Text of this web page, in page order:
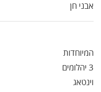
אבני חן
המיוחדות
3 יהלומים
וינטאג